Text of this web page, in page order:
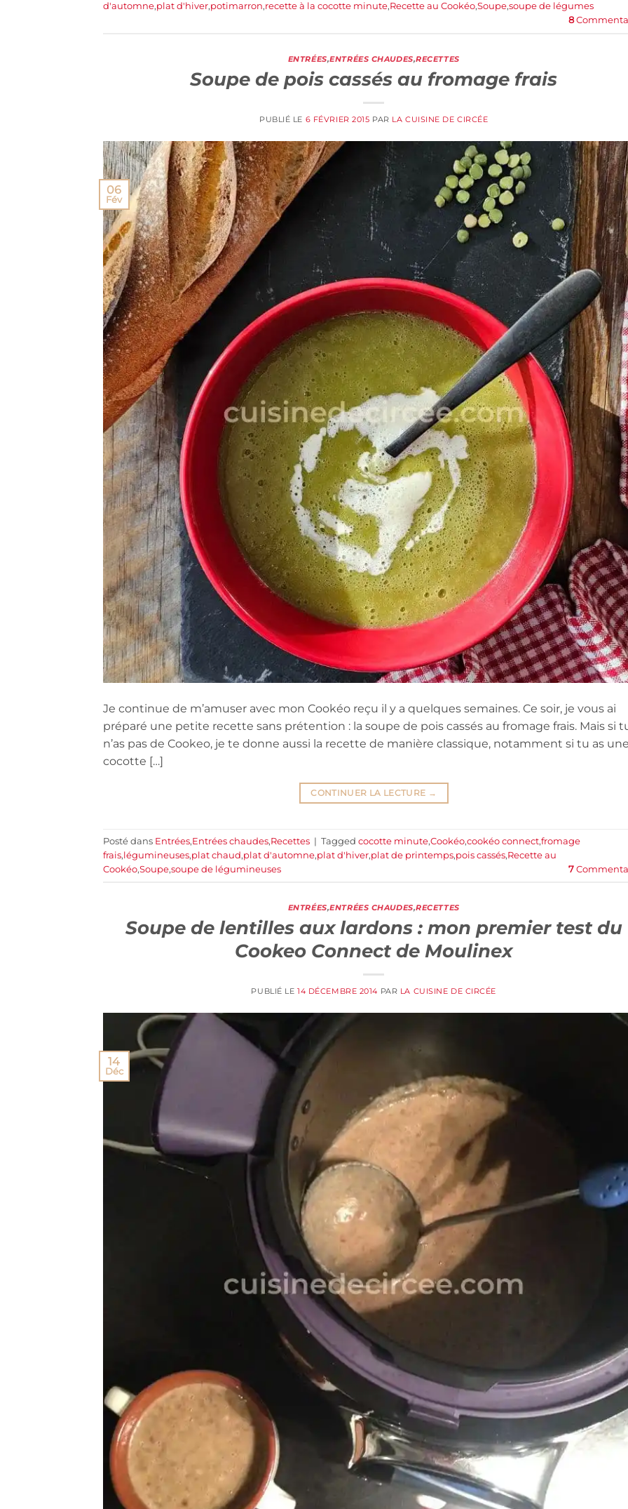
d'automne,plat d'hiver,potimarron,recette à la cocotte minute,Recette au Cookéo,Soupe,soupe de légumes
8
ENTRÉES,ENTRÉES CHAUDES,RECETTES
Soupe de pois cassés au fromage frais
PUBLIÉ LE 6 FÉVRIER 2015 PAR LA CUISINE DE CIRCÉE
06
Fév
Je continue de m’amuser avec mon Cookéo reçu il y a quelques semaines. Ce soir, je vous ai
préparé une petite recette sans prétention : la soupe de pois cassés au fromage frais. Mais si
n’as pas de Cookeo, je te donne aussi la recette de manière classique, notamment si tu as
cocotte […]
CONTINUER LA LECTURE →
Posté dans Entrées,Entrées chaudes,Recettes | Tagged cocotte minute,Cookéo,cookéo connect,fromage
frais,légumineuses,plat chaud,plat d'automne,plat d'hiver,plat de printemps,pois cassés,Recette au
Cookéo,Soupe,soupe de légumineuses 7
ENTRÉES,ENTRÉES CHAUDES,RECETTES
Soupe de lentilles aux lardons : mon premier test du
Cookeo Connect de Moulinex
PUBLIÉ LE14 DÉCEMBRE 2014 PAR LA CUISINE DE CIRCÉE
14
Déc